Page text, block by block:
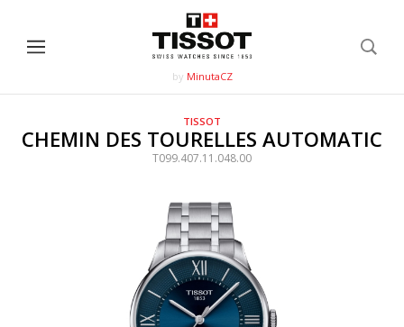
by MinutaCZ
TISSOT
CHEMIN DES TOURELLES AUTOMATIC
T099.407.11.048.00